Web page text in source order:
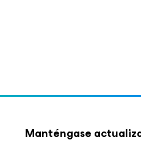
Manténgase